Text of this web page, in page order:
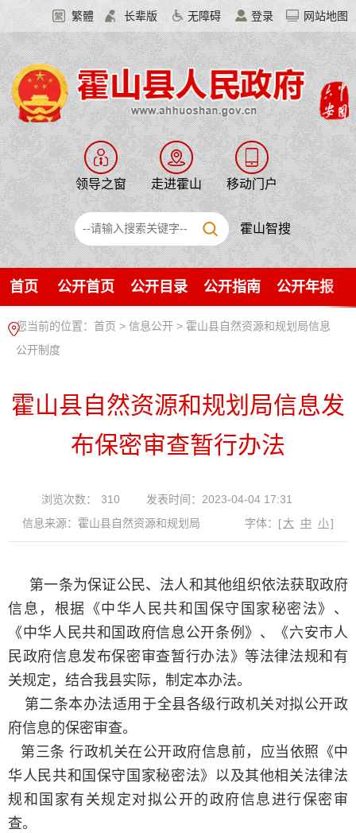
繁體 长辈版 无障碍 登录 网站地图
领导之窗 走进霍山 移动门户
霍山智搜
首页 公开首页 公开目录 公开指南 公开年报
您当前的位置： 首页 > 信息公开 > 霍山县自然资源和规划局信息
公开制度
霍山县自然资源和规划局信息发
布保密审查暂行办法
浏览次数： 310
发表时间：2023-04-04 17:31
信息来源：霍山县自然资源和规划局
字体： [大 中 小]
第一条为保证公民、法人和其他组织依法获取政府
信息，根据《中华人民共和国保守国家秘密法》、
《中华人民共和国政府信息公开条例》、《六安市人
民政府信息发布保密审查暂行办法》等法律法规和有
关规定，结合我县实际，制定本办法。
第二条本办法适用于全县各级行政机关对拟公开政
府信息的保密审查。
第三条 行政机关在公开政府信息前，应当依照《中
华人民共和国保守国家秘密法》以及其他相关法律法
规和国家有关规定对拟公开的政府信息进行保密审
查。